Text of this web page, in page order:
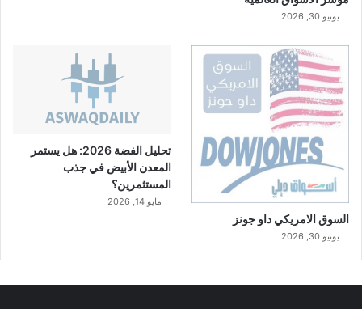
يونيو 30, 2026
السوق الامريكي داو جونز
يونيو 30, 2026
تحليل الفضة 2026: هل يستمر
المعدن الأبيض في جذب
المستثمرين؟
مايو 14, 2026